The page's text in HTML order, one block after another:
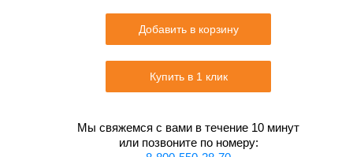
Добавить в корзину
Купить в 1 клик
Мы свяжемся с вами в течение 10 минут
или позвоните по номеру: